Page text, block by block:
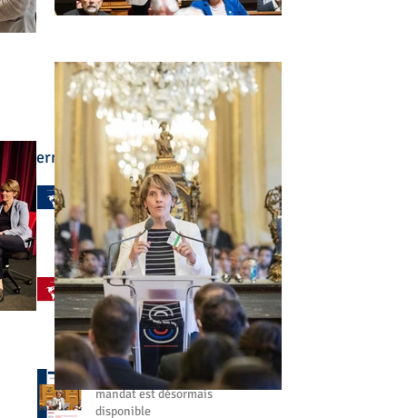
Derniers articles :
🌍 L'enseignement
français à l'étranger a été
au cœur de mon
engagement
il y a 3 jours
🤝 Aller à votre rencontre,
partout dans le monde
📘 Mon bilan de fin de
mandat est désormais
disponible